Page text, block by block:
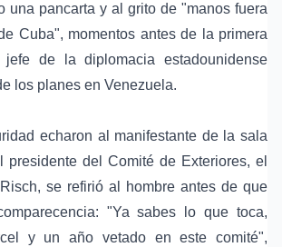
una pancarta y al grito de "manos fuera
Cuba", momentos antes de la primera
jefe de la diplomacia estadounidense
los planes en Venezuela.
echaron al manifestante de la sala
presidente del Comité de Exteriores, el
, se refirió al hombre antes de que
"Ya sabes lo que toca,
y un año vetado en este comité",